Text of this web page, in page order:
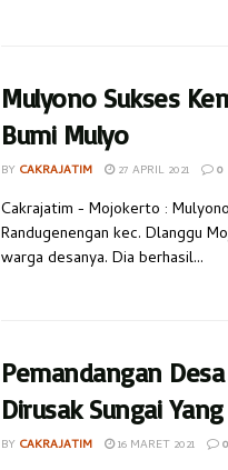
Mulyono Sukses
Bumi Mulyo
BY CAKRAJATIM 27 APRIL 2021 0
Cakrajatim - Mojokerto :
Randugenengan kec. Dlanggu
warga desanya. Dia berhasil...
Pemandangan
Dirusak Sungai
BY CAKRAJATIM 16 MARET 2021 0